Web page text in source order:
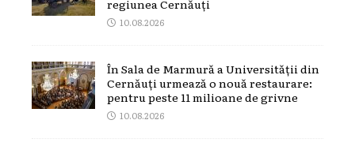
regiunea Cernăuți
10.08.2026
În Sala de Marmură a Universității din
Cernăuți urmează o nouă restaurare:
pentru peste 11 milioane de grivne
10.08.2026